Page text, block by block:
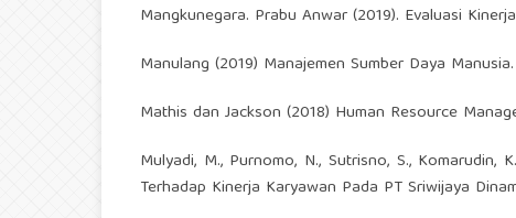
Mangkunegara. Prabu Anwar (2019). Evaluasi
Manulang (2019) Manajemen Sumber Daya
Mathis dan Jackson (2018) Human Resource
Mulyadi, M., Purnomo, N., Sutrisno, S.,
Terhadap Kinerja Karyawan Pada PT Sriwijaya